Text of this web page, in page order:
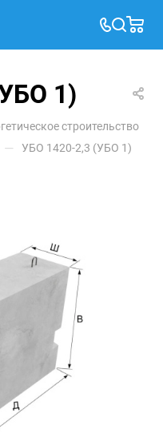
1)
строительство
— УБО 1420-2,3 (УБО 1)